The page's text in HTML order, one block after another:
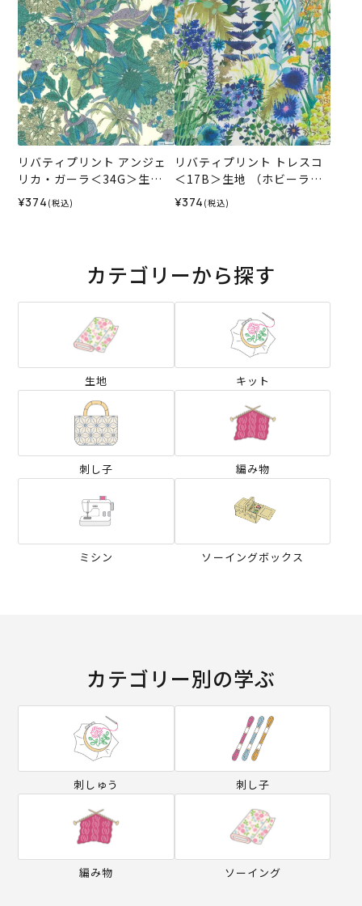
リバティプリント アンジェ
リカ・ガーラ＜34G＞生地
（ホビーラホビーレオリジ
ナル）2026SS
¥374 (税込)
リバティプリント トレスコ
＜17B＞生地 （ホビーラホ
ビーレオリジナル）2026SS
¥374 (税込)
カテゴリーから探す
生地 キット
刺し子 編み物
ミシン ソーイングボックス
カテゴリー別の学ぶ
刺しゅう 刺し子
編み物 ソーイング